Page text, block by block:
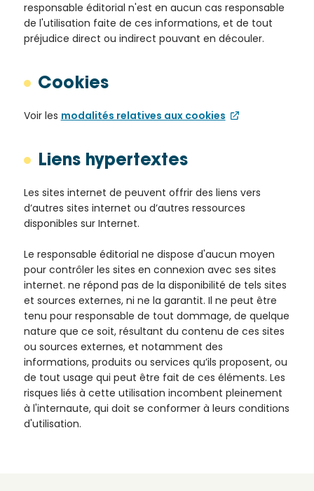
responsable éditorial n'est en aucun cas responsable
de l'utilisation faite de ces informations, et de tout
préjudice direct ou indirect pouvant en découler.
Cookies
Voir les modalités relatives aux cookies
Liens hypertextes
Les sites internet de peuvent offrir des liens vers
d’autres sites internet ou d’autres ressources
disponibles sur Internet.
Le responsable éditorial ne dispose d'aucun moyen
pour contrôler les sites en connexion avec ses sites
internet. ne répond pas de la disponibilité de tels sites
et sources externes, ni ne la garantit. Il ne peut être
tenu pour responsable de tout dommage, de quelque
nature que ce soit, résultant du contenu de ces sites
ou sources externes, et notamment des
informations, produits ou services qu’ils proposent, ou
de tout usage qui peut être fait de ces éléments. Les
risques liés à cette utilisation incombent pleinement
à l'internaute, qui doit se conformer à leurs conditions
d'utilisation.